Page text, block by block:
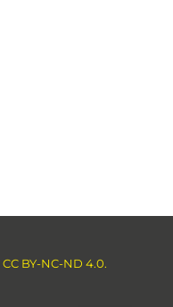
CC BY-NC-ND 4.0.